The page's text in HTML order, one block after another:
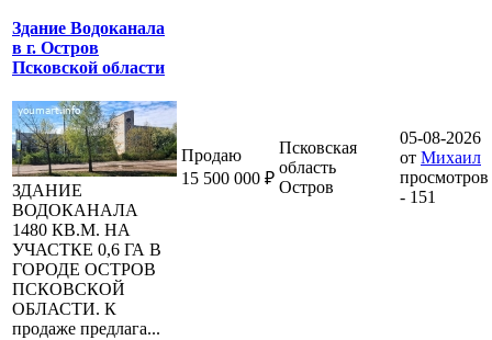
Здание Водоканала
в г. Остров
Псковской области
ЗДАНИЕ
ВОДОКАНАЛА
1480 КВ.М. НА
УЧАСТКЕ 0,6 ГА В
ГОРОДЕ ОСТРОВ
ПСКОВСКОЙ
ОБЛАСТИ. К
продаже предлага...
Продаю
15 500 000 ₽
Псковская
область
Остров
05-08-2026
от Михаил
просмотров
- 151